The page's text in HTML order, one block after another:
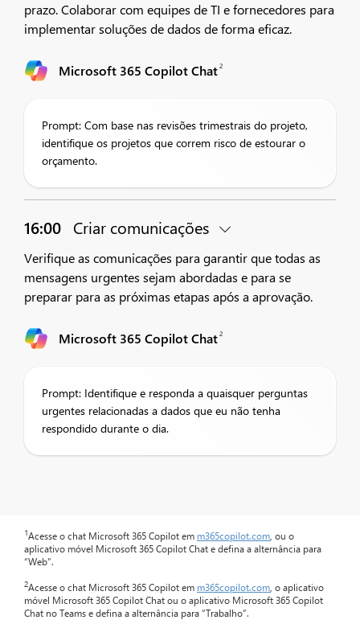
prazo. Colaborar com equipes de TI e fornecedores para
implementar soluções de dados de forma eficaz.
Microsoft 365 Copilot Chat2
Prompt: Com base nas revisões trimestrais do projeto,
identifique os projetos que correm risco de estourar o
orçamento.
16:00 Criar comunicações
Verifique as comunicações para garantir que todas as
mensagens urgentes sejam abordadas e para se
preparar para as próximas etapas após a aprovação.
Microsoft 365 Copilot Chat2
Prompt: Identifique e responda a quaisquer perguntas
urgentes relacionadas a dados que eu não tenha
respondido durante o dia.
1Acesse o chat Microsoft 365 Copilot em m365copilot.com , ou o
aplicativo móvel Microsoft 365 Copilot Chat e defina a alternância para
“Web”.
2Acesse o chat Microsoft 365 Copilot em m365copilot.com , o aplicativo
móvel Microsoft 365 Copilot Chat ou o aplicativo Microsoft 365 Copilot
Chat no Teams e defina a alternância para “Trabalho”.